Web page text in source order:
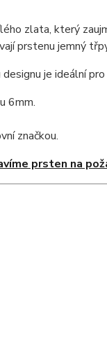
zlata, který
prstenu jemný
je ideální
6mm.
značkou.
prsten na